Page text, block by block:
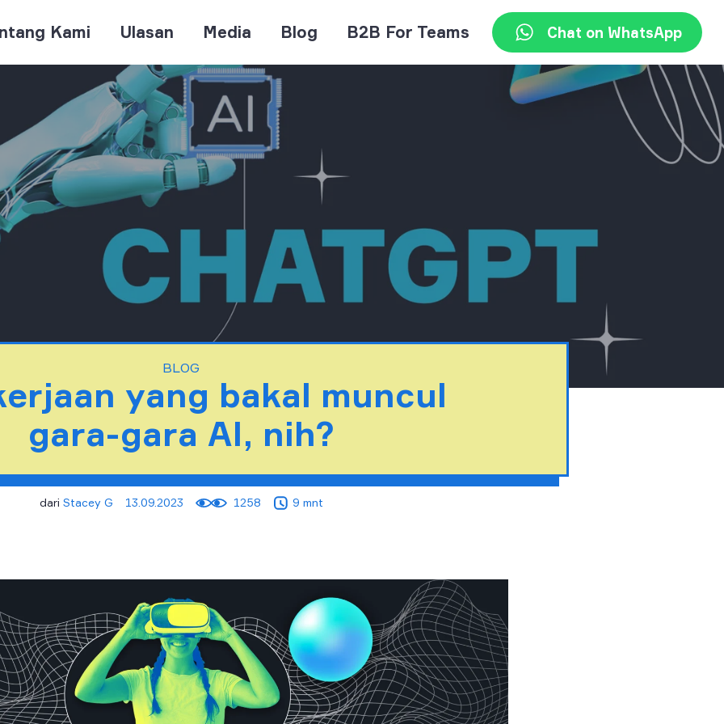
Kami Ulasan Media Blog B2B For Teams Chat on WhatsApp
BLOG
yang bakal muncul
gara-gara AI, nih?
dari Stacey G 13.09.2023 1258 9 mnt